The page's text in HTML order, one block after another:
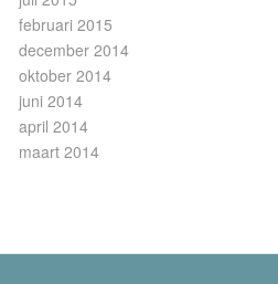
februari 2015
december 2014
oktober 2014
juni 2014
april 2014
maart 2014